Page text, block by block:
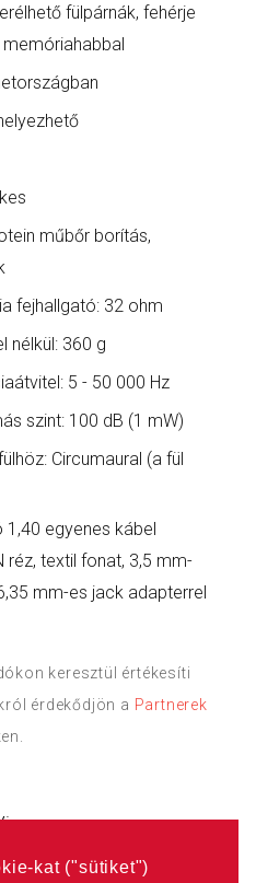
kat ("sütiket")
fülpárnák, fehérje
műbőr borítás,
fejhallgató: 32 ohm
nélkül: 360 g
5 - 50 000 Hz
szint: 100 dB (1 mW)
Circumaural (a fül
egyenes kábel
réz, textil fonat, 3,5 mm-
mm-es jack adapterrel
keresztül értékesíti
érdekődjön a Partnerek